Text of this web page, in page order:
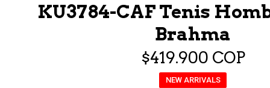
KU3784-CAF Tenis
Brahma
$419.900 COP
NEW ARRIVALS